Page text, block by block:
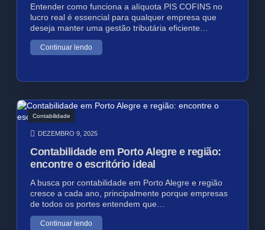
Entender como funciona a alíquota PIS COFINS no
lucro real é essencial para qualquer empresa que
deseja manter uma gestão tributária eficiente…
Continuar lendo
Contabilidade
DEZEMBRO 9, 2025
Contabilidade em Porto Alegre e região:
encontre o escritório ideal
A busca por contabilidade em Porto Alegre e região
cresce a cada ano, principalmente porque empresas
de todos os portes entendem que…
Continuar lendo